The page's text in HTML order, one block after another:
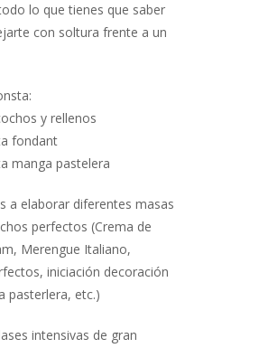
lo que tienes que saber
con soltura frente a un
y rellenos
fondant
manga pastelera
a elaborar diferentes masas
perfectos (Crema de
Merengue Italiano,
iniciación decoración
pasterlera, etc.)
intensivas de gran